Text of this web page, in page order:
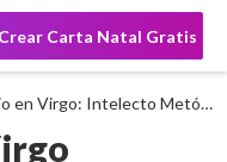
Crear Carta Natal Gratis
Mercurio en Virgo: Intelecto Metódico